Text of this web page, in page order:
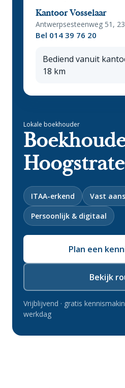
Lokale boekhouder
ITAA-erkend Vast
Persoonlijk & digitaal
Plan een
Bekijk
Vrijblijvend · gratis
werkdag
Kantoor Vosselaar
Antwerpsesteenweg 51,
Bel 014 39 76 20
Bediend vanuit
18 km